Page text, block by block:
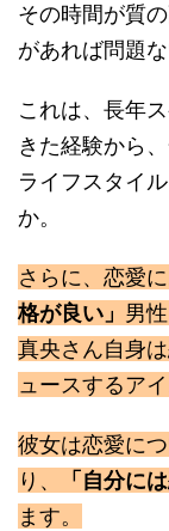
その時間が質
があれば問題
これは、長年
きた経験から
ライフスタイ
か。
さらに、恋愛
格が良い」 男
真央さん自身
ュースするア
彼女は恋愛に
り、
「自分に
ます。